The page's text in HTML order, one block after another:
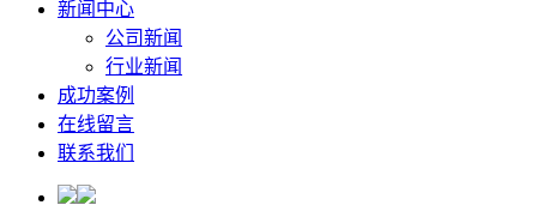
新闻中心
公司新闻
行业新闻
成功案例
在线留言
联系我们